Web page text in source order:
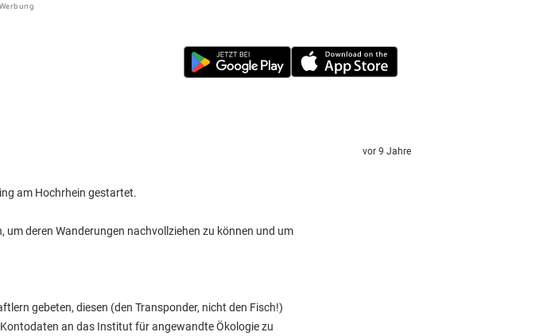
Werbung
am Hochrhein gestartet.
deren Wanderungen nachvollziehen zu können und um
gebeten, diesen (den Transponder, nicht den Fisch!)
an das Institut für angewandte Ökologie zu
vor 9 Jahre